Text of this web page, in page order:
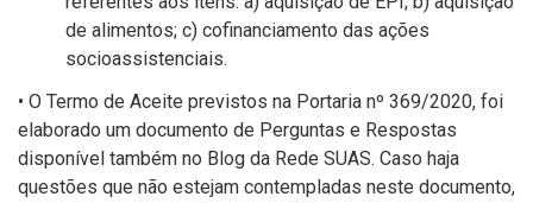
de alimentos; c) cofinanciamento das ações
socioassistenciais.
• O Termo de Aceite previstos na Portaria nº 369/2020, foi
elaborado um documento de Perguntas e Respostas
disponível também no Blog da Rede SUAS. Caso haja
questões que não estejam contempladas neste documento,